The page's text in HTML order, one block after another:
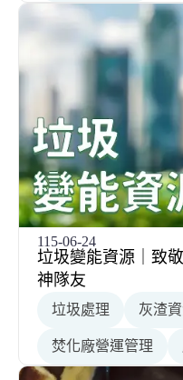
115-06-24
垃圾變能資源｜致
神隊友
垃圾處理 灰渣
焚化廠營運管理